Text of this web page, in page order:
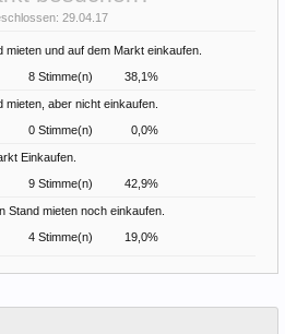
29.04.17
mieten und auf dem Markt einkaufen.
8 Stimme(n)
38,1%
mieten, aber nicht einkaufen.
0 Stimme(n)
0,0%
Einkaufen.
9 Stimme(n)
42,9%
Stand mieten noch einkaufen.
4 Stimme(n)
19,0%